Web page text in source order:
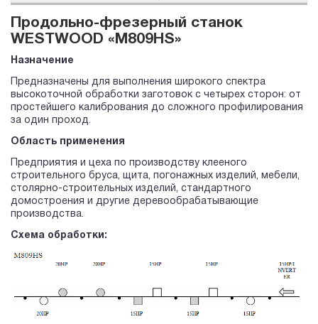
Продольно-фрезерный станок
WESTWOOD «M809HS»
Назначение
Предназначены для выполнения широкого спектра
высокоточной обработки заготовок с четырех сторон: от
простейшего калибрования до сложного профилирования
за один проход.
Область применения
Предприятия и цеха по производству клееного
строительного бруса, щита, погонажных изделий, мебели,
столярно-строительных изделий, стандартного
домостроения и другие деревообрабатывающие
производства.
Схема обработки: